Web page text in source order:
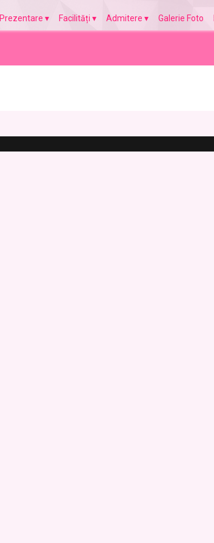
Prezentare Facilități Admitere Galerie Foto